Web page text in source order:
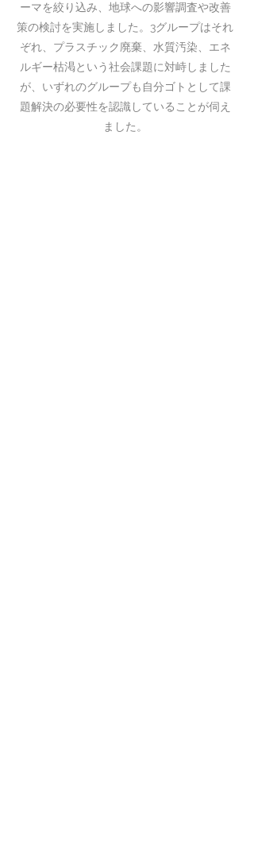
ーマを絞り込み、地球への影響調査や改善
策の検討を実施しました。3グループはそれ
ぞれ、プラスチック廃棄、水質汚染、エネ
ルギー枯渇という社会課題に対峙しました
が、いずれのグループも自分ゴトとして課
題解決の必要性を認識していることが伺え
ました。